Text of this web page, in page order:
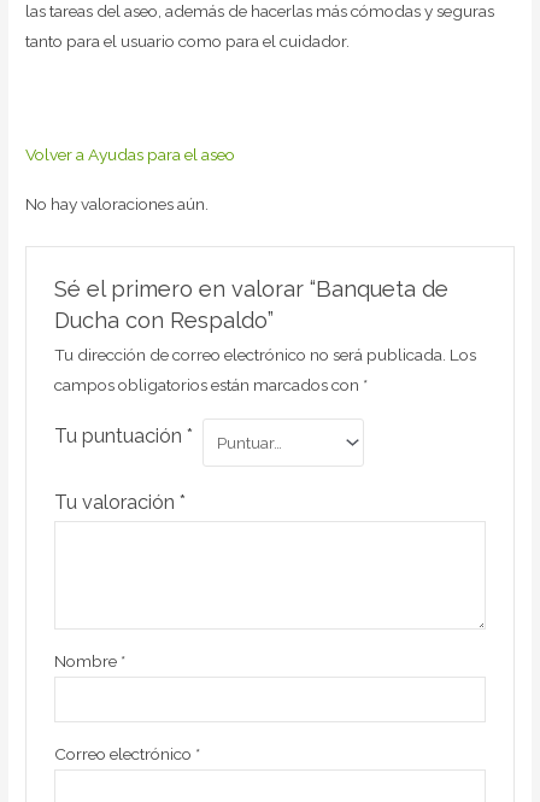
las tareas del aseo, además de hacerlas más cómodas y seguras
tanto para el usuario como para el cuidador.
Volver a Ayudas para el aseo
No hay valoraciones aún.
Sé el primero en valorar “Banqueta de
Ducha con Respaldo”
Tu dirección de correo electrónico no será publicada. Los
campos obligatorios están marcados con *
Tu puntuación *
Tu valoración *
Nombre *
Correo electrónico *